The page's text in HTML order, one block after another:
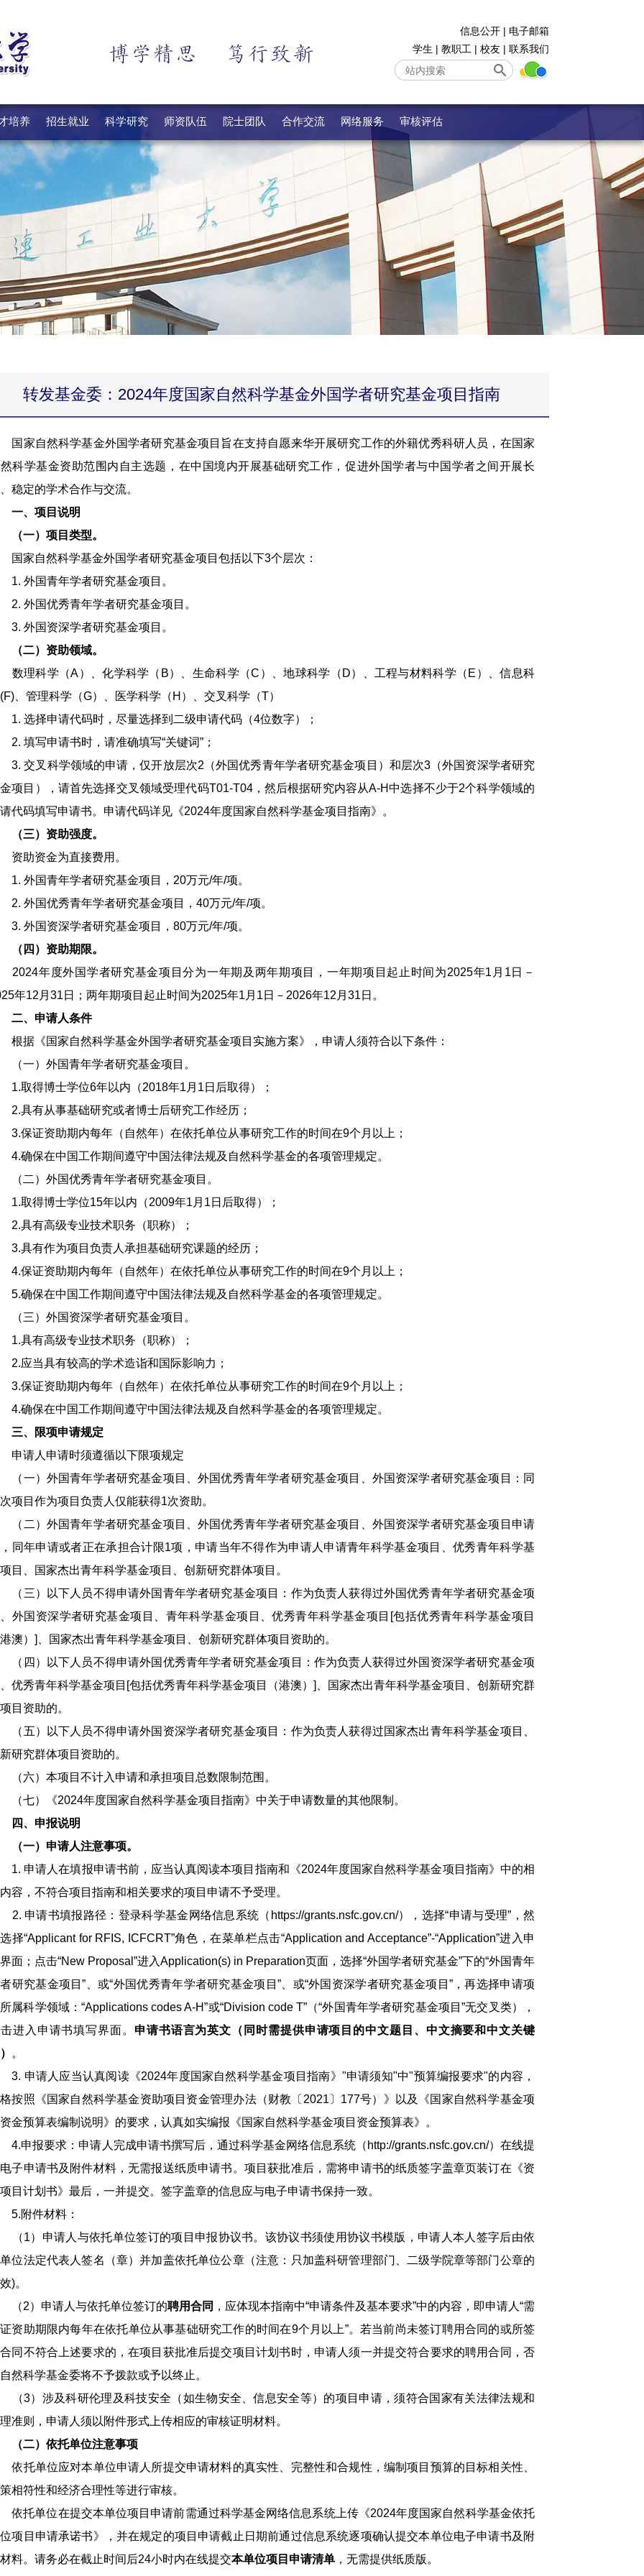
信息公开 | 电子邮箱
学生 | 教职工 | 校友 | 联系我们
培养 招生就业 科学研究 师资队伍 院士团队 合作交流 网络服务 审核评估
转发基金委：2024年度国家自然科学基金外国学者研究基金项目指南
自然科学基金外国学者研究基金项目旨在支持自愿来华开展研究工作的外籍优秀科研人员，在国家
科学基金资助范围内自主选题，在中国境内开展基础研究工作，促进外国学者与中国学者之间开展长
稳定的学术合作与交流。
一、项目说明
（一）项目类型。
自然科学基金外国学者研究基金项目包括以下3个层次：
外国青年学者研究基金项目。
外国优秀青年学者研究基金项目。
外国资深学者研究基金项目。
（二）资助领域。
科学（A）、化学科学（B）、生命科学（C）、地球科学（D）、工程与材料科学（E）、信息科
、管理科学（G）、医学科学（H）、交叉科学（T）
择申请代码时，尽量选择到二级申请代码（4位数字）；
写申请书时，请准确填写“关键词”；
叉科学领域的申请，仅开放层次2（外国优秀青年学者研究基金项目）和层次3（外国资深学者研究
项目），请首先选择交叉领域受理代码T01-T04，然后根据研究内容从A-H中选择不少于2个科学领域的
代码填写申请书。申请代码详见《2024年度国家自然科学基金项目指南》。
（三）资助强度。
资金为直接费用。
外国青年学者研究基金项目，20万元/年/项。
国优秀青年学者研究基金项目，40万元/年/项。
外国资深学者研究基金项目，80万元/年/项。
（四）资助期限。
年度外国学者研究基金项目分为一年期及两年期项目，一年期项目起止时间为2025年1月1日－
年12月31日；两年期项目起止时间为2025年1月1日－2026年12月31日。
二、申请人条件
《国家自然科学基金外国学者研究基金项目实施方案》，申请人须符合以下条件：
）外国青年学者研究基金项目。
得博士学位6年以内（2018年1月1日后取得）；
有从事基础研究或者博士后研究工作经历；
证资助期内每年（自然年）在依托单位从事研究工作的时间在9个月以上；
保在中国工作期间遵守中国法律法规及自然科学基金的各项管理规定。
）外国优秀青年学者研究基金项目。
得博士学位15年以内（2009年1月1日后取得）；
有高级专业技术职务（职称）；
有作为项目负责人承担基础研究课题的经历；
证资助期内每年（自然年）在依托单位从事研究工作的时间在9个月以上；
保在中国工作期间遵守中国法律法规及自然科学基金的各项管理规定。
）外国资深学者研究基金项目。
有高级专业技术职务（职称）；
当具有较高的学术造诣和国际影响力；
证资助期内每年（自然年）在依托单位从事研究工作的时间在9个月以上；
保在中国工作期间遵守中国法律法规及自然科学基金的各项管理规定。
三、限项申请规定
人申请时须遵循以下限项规定
）外国青年学者研究基金项目、外国优秀青年学者研究基金项目、外国资深学者研究基金项目：同
项目作为项目负责人仅能获得1次资助。
）外国青年学者研究基金项目、外国优秀青年学者研究基金项目、外国资深学者研究基金项目申请
同年申请或者正在承担合计限1项，申请当年不得作为申请人申请青年科学基金项目、优秀青年科学基
目、国家杰出青年科学基金项目、创新研究群体项目。
）以下人员不得申请外国青年学者研究基金项目：作为负责人获得过外国优秀青年学者研究基金项
外国资深学者研究基金项目、青年科学基金项目、优秀青年科学基金项目[包括优秀青年科学基金项目
澳）]、国家杰出青年科学基金项目、创新研究群体项目资助的。
）以下人员不得申请外国优秀青年学者研究基金项目：作为负责人获得过外国资深学者研究基金项
优秀青年科学基金项目[包括优秀青年科学基金项目（港澳）]、国家杰出青年科学基金项目、创新研究群
目资助的。
）以下人员不得申请外国资深学者研究基金项目：作为负责人获得过国家杰出青年科学基金项目、
研究群体项目资助的。
）本项目不计入申请和承担项目总数限制范围。
）《2024年度国家自然科学基金项目指南》中关于申请数量的其他限制。
四、申报说明
（一）申请人注意事项。
请人在填报申请书前，应当认真阅读本项目指南和《2024年度国家自然科学基金项目指南》中的相
容，不符合项目指南和相关要求的项目申请不予受理。
请书填报路径：登录科学基金网络信息系统（https://grants.nsfc.gov.cn/），选择“申请与受理”，然
择“Applicant for RFIS, ICFCRT”角色，在菜单栏点击“Application and Acceptance”-“Application”进入申
面；点击“New Proposal”进入Application(s) in Preparation页面，选择“外国学者研究基金”下的“外国青年
研究基金项目”、或“外国优秀青年学者研究基金项目”、或“外国资深学者研究基金项目”，再选择申请项
属科学领域：“Applications codes A-H”或“Division code T”（“外国青年学者研究基金项目”无交叉类），
进入申请书填写界面。 申请书语言为英文（同时需提供申请项目的中文题目、中文摘要和中文关键
。
请人应当认真阅读《2024年度国家自然科学基金项目指南》"申请须知"中"预算编报要求"的内容，
按照《国家自然科学基金资助项目资金管理办法（财教〔2021〕177号）》以及《国家自然科学基金项
金预算表编制说明》的要求，认真如实编报《国家自然科学基金项目资金预算表》。
报要求：申请人完成申请书撰写后，通过科学基金网络信息系统（http://grants.nsfc.gov.cn/）在线提
子申请书及附件材料，无需报送纸质申请书。项目获批准后，需将申请书的纸质签字盖章页装订在《资
目计划书》最后，一并提交。签字盖章的信息应与电子申请书保持一致。
件材料：
）申请人与依托单位签订的项目申报协议书。该协议书须使用协议书模版，申请人本人签字后由依
位法定代表人签名（章）并加盖依托单位公章（注意：只加盖科研管理部门、二级学院章等部门公章的
)。
）申请人与依托单位签订的聘用合同 ，应体现本指南中“申请条件及基本要求”中的内容，即申请人“需
资助期限内每年在依托单位从事基础研究工作的时间在9个月以上”。若当前尚未签订聘用合同的或所签
同不符合上述要求的，在项目获批准后提交项目计划书时，申请人须一并提交符合要求的聘用合同，否
然科学基金委将不予拨款或予以终止。
）涉及科研伦理及科技安全（如生物安全、信息安全等）的项目申请，须符合国家有关法律法规和
准则，申请人须以附件形式上传相应的审核证明材料。
（二）依托单位注意事项
单位应对本单位申请人所提交申请材料的真实性、完整性和合规性，编制项目预算的目标相关性、
相符性和经济合理性等进行审核。
单位在提交本单位项目申请前需通过科学基金网络信息系统上传《2024年度国家自然科学基金依托
项目申请承诺书》，并在规定的项目申请截止日期前通过信息系统逐项确认提交本单位电子申请书及附
料。请务必在截止时间后24小时内在线提交本单位项目申请清单 ，无需提供纸质版。